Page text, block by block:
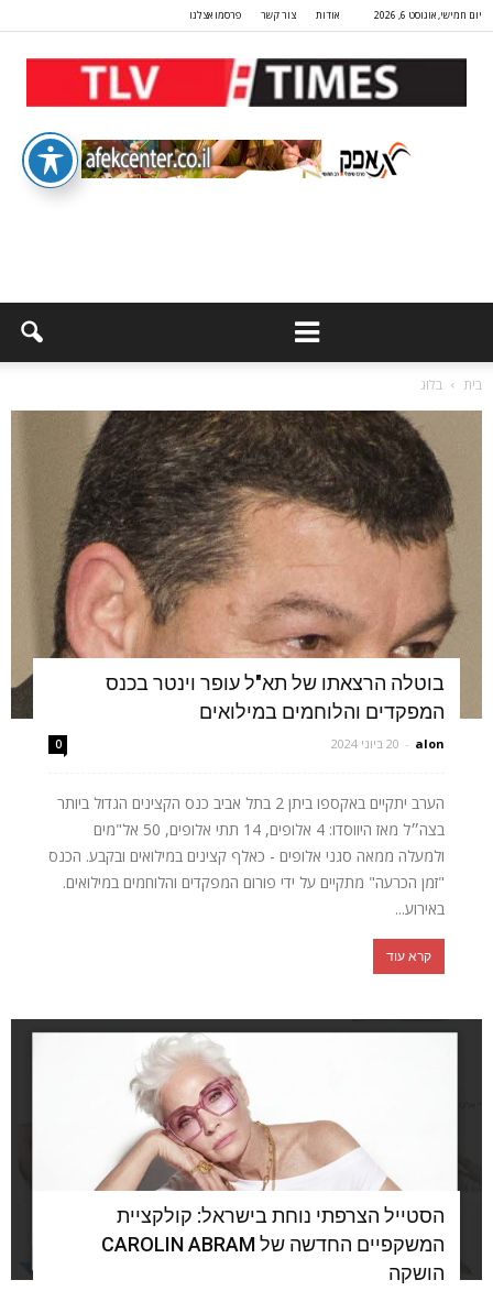
יום חמישי, אוגוסט 6, 2026 אודות צור קשר פרסמו אצלנו
בית בלוג
בוטלה הרצאתו של תא"ל עופר וינטר בכנס
המפקדים והלוחמים במילואים
alon
- 20 ביוני 2024 0
הערב יתקיים באקספו ביתן 2 בתל אביב כנס הקצינים הגדול ביותר
בצה״ל מאז היווסדו: 4 אלופים, 14 תתי אלופים, 50 אל"מים
ולמעלה ממאה סגני אלופים - כאלף קצינים במילואים ובקבע. הכנס
"זמן הכרעה" מתקיים על ידי פורום המפקדים והלוחמים במילואים.
באירוע...
קרא עוד
הסטייל הצרפתי נוחת בישראל: קולקציית
המשקפיים החדשה של CAROLIN ABRAM
הושקה